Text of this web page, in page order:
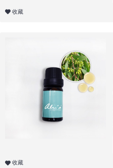
收藏
收藏